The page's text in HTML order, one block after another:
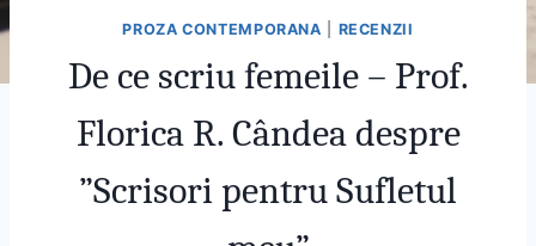
PROZA CONTEMPORANA RECENZII
De ce scriu femeile – Prof.
Florica R. Cândea despre
”Scrisori pentru Sufletul